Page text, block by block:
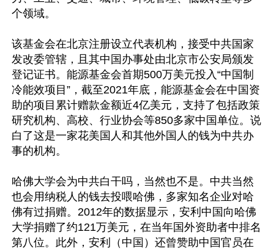
个领域。
该基金会在北京注册设立代表机构，接受中共国家
发改委管辖，且其中国办事处由北京市公安局颁发
登记证书。能源基金会首期500万美元投入“中国制
冷能效项目”，截至2021年底，能源基金会在中国资
助的项目累计赠款金额近4亿美元，支持了包括政策
研究机构、高校、行业协会等850多家中国单位。说
白了这是一家花美国人和其他外国人的钱为中共办
事的机构。
哈佛大学会为中共白干吗，当然也不是。中共当然
也会用纳税人的钱去投喂哈佛，多家知名企业对哈
佛有过捐赠。2012年的数据显示，安利中国向哈佛
大学捐赠了约121万美元，在当年国外资助者中排名
第八位。此外，安利（中国）还曾赞助中国官员在